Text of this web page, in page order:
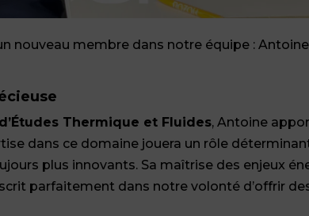
nouveau membre dans notre équipe :
Thermique et Fluides, Antoine
dans ce domaine jouera un rôle
plus innovants. Sa maîtrise des enjeux
parfaitement dans notre volonté d’offrir